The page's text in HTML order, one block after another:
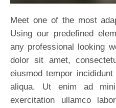
Meet one of the most
Using our predefined
any professional looking
dolor sit amet,
eiusmod tempor
aliqua. Ut enim ad
exercitation ullamco